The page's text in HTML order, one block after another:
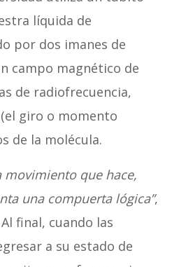
líquida de
por dos imanes de
campo magnético de
de radiofrecuencia,
giro o momento
de la molécula.
movimiento que hace,
una compuerta lógica”,
final, cuando las
a su estado de